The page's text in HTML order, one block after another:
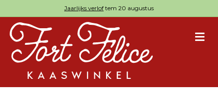
Jaarlijks verlof tem 20 augustus